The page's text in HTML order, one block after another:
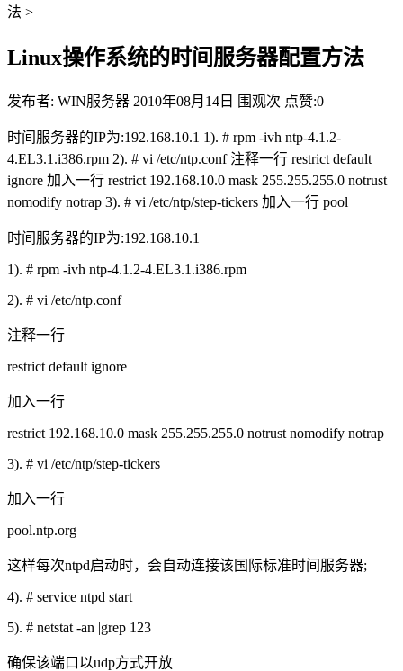
法 >
Linux操作系统的时间服务器配置方法
发布者: WIN服务器 2010年08月14日 围观次 点赞:0
时间服务器的IP为:192.168.10.1 1). # rpm -ivh ntp-4.1.2-
4.EL3.1.i386.rpm 2). # vi /etc/ntp.conf 注释一行 restrict default
ignore 加入一行 restrict 192.168.10.0 mask 255.255.255.0 notrust
nomodify notrap 3). # vi /etc/ntp/step-tickers 加入一行 pool
时间服务器的IP为:192.168.10.1
1). # rpm -ivh ntp-4.1.2-4.EL3.1.i386.rpm
2). # vi /etc/ntp.conf
注释一行
restrict default ignore
加入一行
restrict 192.168.10.0 mask 255.255.255.0 notrust nomodify notrap
3). # vi /etc/ntp/step-tickers
加入一行
pool.ntp.org
这样每次ntpd启动时，会自动连接该国际标准时间服务器;
4). # service ntpd start
5). # netstat -an |grep 123
确保该端口以udp方式开放